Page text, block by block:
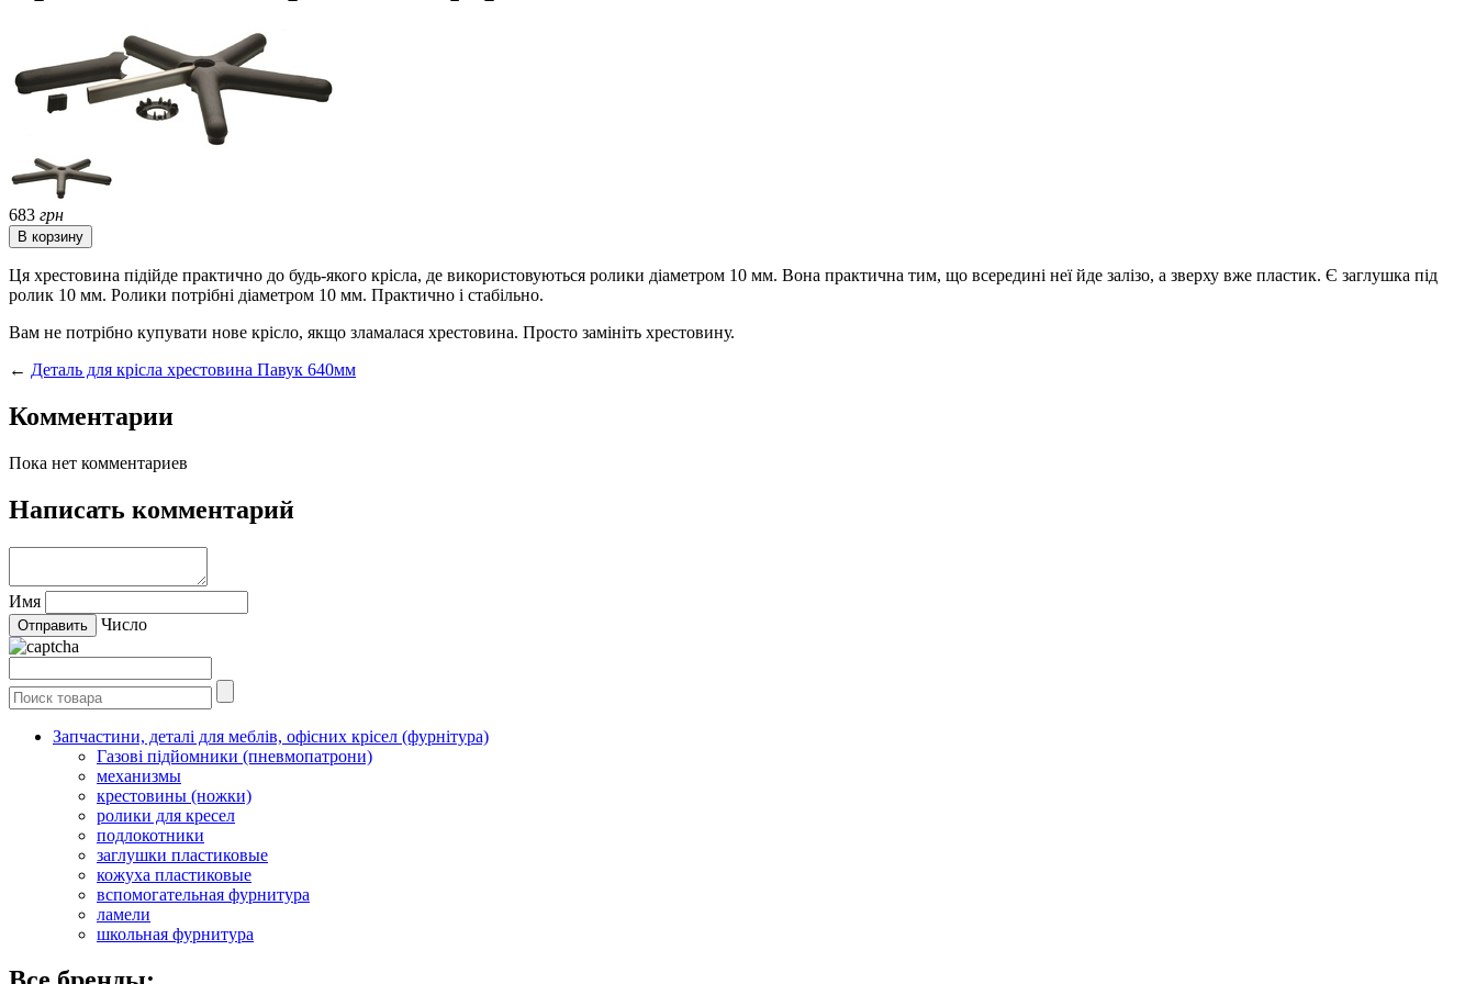
683 грн
Ця хрестовина підійде практично до будь-якого крісла, де використовуються ролики діаметром 10 мм. Вона практична тим, що всередині неї йде залізо, а зверху вже пластик. Є заглушка під
ролик 10 мм. Ролики потрібні діаметром 10 мм. Практично і стабільно.
Вам не потрібно купувати нове крісло, якщо зламалася хрестовина. Просто замініть хрестовину.
← Деталь для крісла хрестовина Павук 640мм
Комментарии
Пока нет комментариев
Написать комментарий
Имя
Число
Запчастини, деталі для меблів, офісних крісел (фурнітура)
Газові підйомники (пневмопатрони)
механизмы
крестовины (ножки)
ролики для кресел
подлокотники
заглушки пластиковые
кожуха пластиковые
вспомогательная фурнитура
ламели
школьная фурнитура